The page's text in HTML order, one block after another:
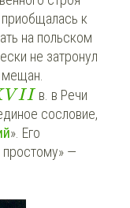
к
на польском
не затронул
V II в. в Речи
сословие,
». Его
простому» —